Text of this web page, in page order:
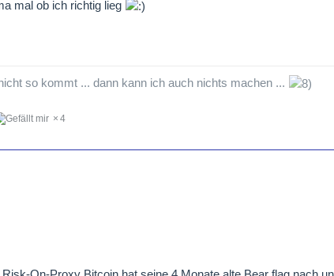
mal ob ich richtig lieg
so kommt ... dann kann ich auch nichts machen ...
4